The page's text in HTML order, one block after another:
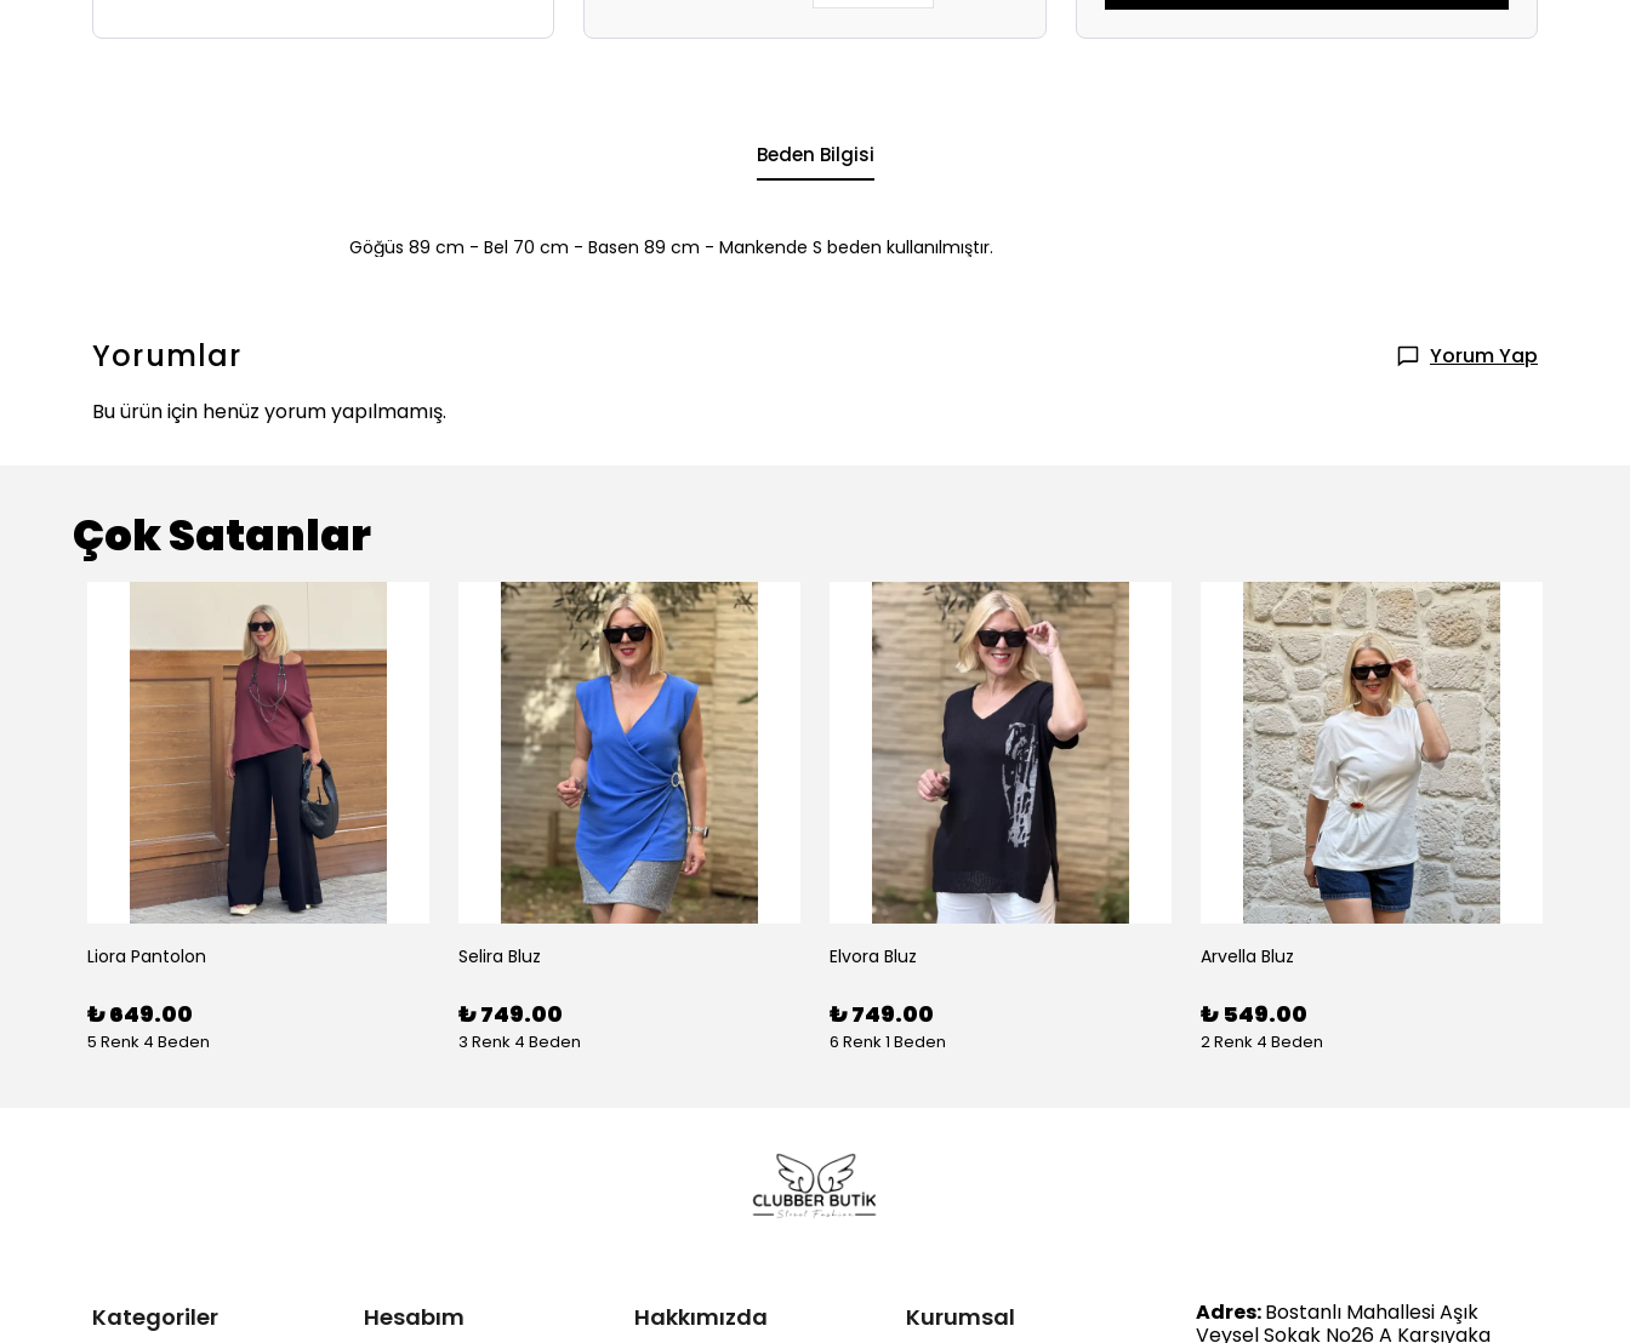
Beden Bilgisi
Göğüs 89 cm - Bel 70 cm - Basen 89 cm - Mankende S beden kullanılmıştır.
Yorumlar
Yorum Yap
Bu ürün için henüz yorum yapılmamış.
Çok Satanlar
Liora Pantolon
₺ 649.00
5 Renk 4 Beden
Selira Bluz
₺ 749.00
3 Renk 4 Beden
Elvora Bluz
₺ 749.00
6 Renk 1 Beden
Arvella Bluz
₺ 549.00
2 Renk 4 Beden
Kategoriler Hesabım Hakkımızda Kurumsal Adres:Bostanlı Mahallesi Aşık
Veysel Sokak No26 A Karşıyaka